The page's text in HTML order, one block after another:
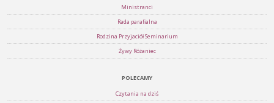
Ministranci
Rada parafialna
Rodzina Przyjaciół Seminarium
Żywy Różaniec
POLECAMY
Czytania na dziś